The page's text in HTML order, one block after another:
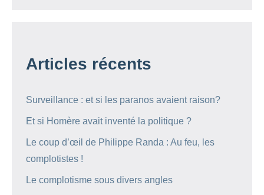
Articles récents
Surveillance : et si les paranos avaient raison?
Et si Homère avait inventé la politique ?
Le coup d’œil de Philippe Randa : Au feu, les
complotistes !
Le complotisme sous divers angles